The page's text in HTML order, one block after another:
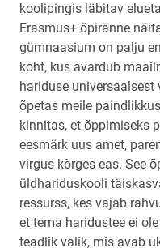
koolipingis läbitav
Erasmus+ õpiränne
gümnaasium on palju
koht, kus avardub
hariduse
õpetas meile
kinnitas, et õppimiseks
eesmärk uus amet,
virgus kõrges eas. See
üldhariduskooli
ressurss, kes vajab
et tema haridustee ei
teadlik valik, mis avab